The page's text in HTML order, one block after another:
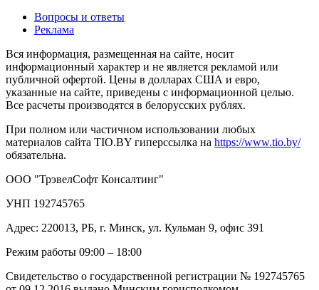
Вопросы и ответы
Реклама
Вся информация, размещенная на сайте, носит
информационный характер и не является рекламой или
публичной офертой. Цены в долларах США и евро,
указанные на сайте, приведены с информационной целью.
Все расчеты производятся в белорусских рублях.
При полном или частичном использовании любых
материалов сайта TIO.BY гиперссылка на https://www.tio.by/
обязательна.
ООО "ТрэвелСофт Консалтинг"
УНП 192745765
Адрес: 220013, РБ, г. Минск, ул. Кульман 9, офис 391
Режим работы 09:00 – 18:00
Свидетельство о государственной регистрации № 192745765